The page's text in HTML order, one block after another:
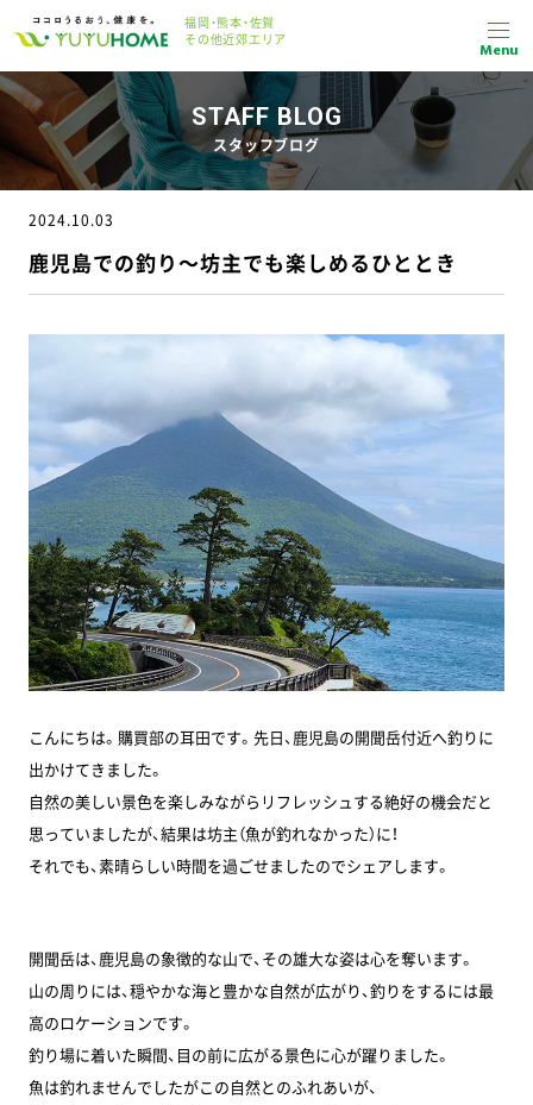
福岡・熊本・佐賀
その他近郊エリア
Menu
STAFF BLOG
スタッフブログ
2024.10.03
鹿児島での釣り～坊主でも楽しめるひととき
こんにちは。購買部の耳田です。先日、鹿児島の開聞岳付近へ釣りに
出かけてきました。
自然の美しい景色を楽しみながらリフレッシュする絶好の機会だと
思っていましたが、結果は坊主（魚が釣れなかった）に！
それでも、素晴らしい時間を過ごせましたのでシェアします。
開聞岳は、鹿児島の象徴的な山で、その雄大な姿は心を奪います。
山の周りには、穏やかな海と豊かな自然が広がり、釣りをするには最
高のロケーションです。
釣り場に着いた瞬間、目の前に広がる景色に心が躍りました。
魚は釣れませんでしたがこの自然とのふれあいが、